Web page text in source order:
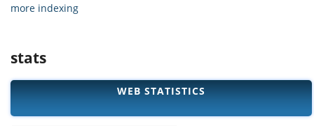
more indexing
stats
WEB STATISTICS